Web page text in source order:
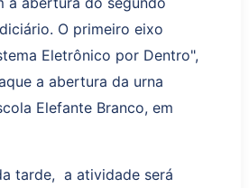
O primeiro eixo
Eletrônico por Dentro",
a abertura da urna
Elefante Branco, em
tarde, a atividade será